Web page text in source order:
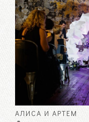
АЛИСА И АРТЕМ